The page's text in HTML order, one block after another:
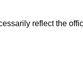
reflect the